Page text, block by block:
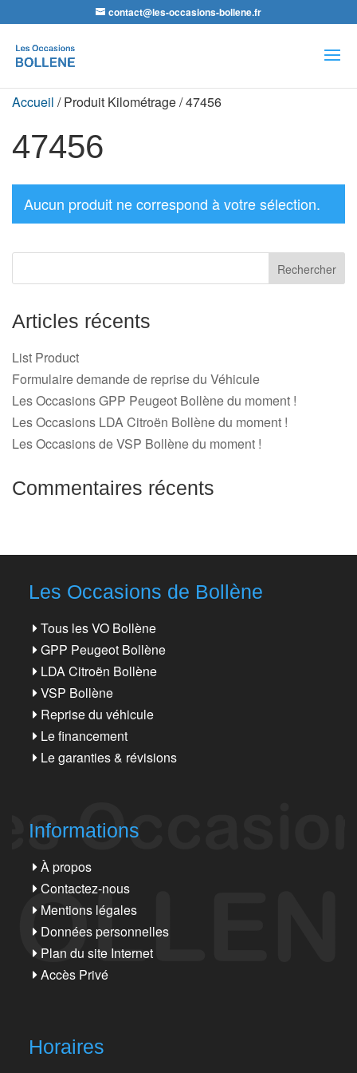
contact@les-occasions-bollene.fr
de
produits
Accueil / Produit Kilométrage / 47456
47456
Aucun produit ne correspond à votre sélection.
Articles récents
List Product
Formulaire demande de reprise du Véhicule
Les Occasions GPP Peugeot Bollène du moment !
Les Occasions LDA Citroën Bollène du moment !
Les Occasions de VSP Bollène du moment !
Commentaires récents
Les Occasions de Bollène
Tous les VO Bollène
GPP Peugeot Bollène
LDA Citroën Bollène
VSP Bollène
Reprise du véhicule
Le financement
Le garanties & révisions
Informations
À propos
Contactez-nous
Mentions légales
Données personnelles
Plan du site Internet
Accès Privé
Horaires